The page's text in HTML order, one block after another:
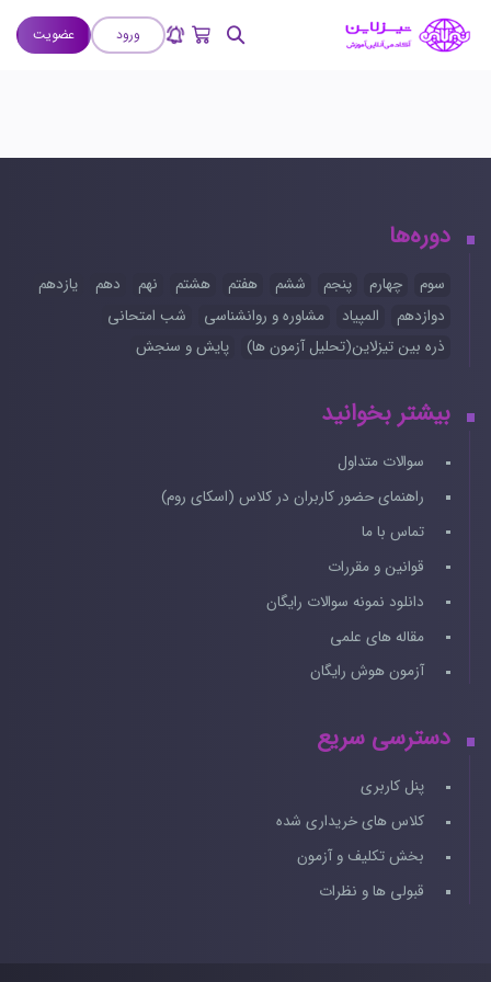
ورود عضویت
دوره‌ها
سوم چهارم پنجم ششم هفتم هشتم نهم دهم
یازدهم
دوازدهم
المپیاد مشاوره و روانشناسی
شب امتحانی
ذره بین تیزلاین(تحلیل آزمون ها)
پایش و سنجش
بیشتر بخوانید
سوالات متداول
راهنمای حضور کاربران در کلاس (اسکای روم)
تماس با ما
قوانین و مقررات
دانلود نمونه سوالات رایگان
مقاله های علمی
آزمون هوش رایگان
دسترسی سریع
پنل کاربری
کلاس های خریداری شده
بخش تکلیف و آزمون
قبولی ها و نظرات